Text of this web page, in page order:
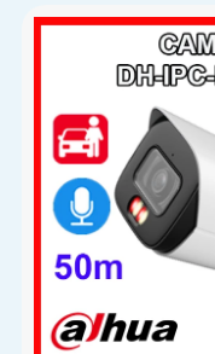
năng phân biệt chính
cảnh báo giả nâng cao
nhớ 512GB, chuẩn